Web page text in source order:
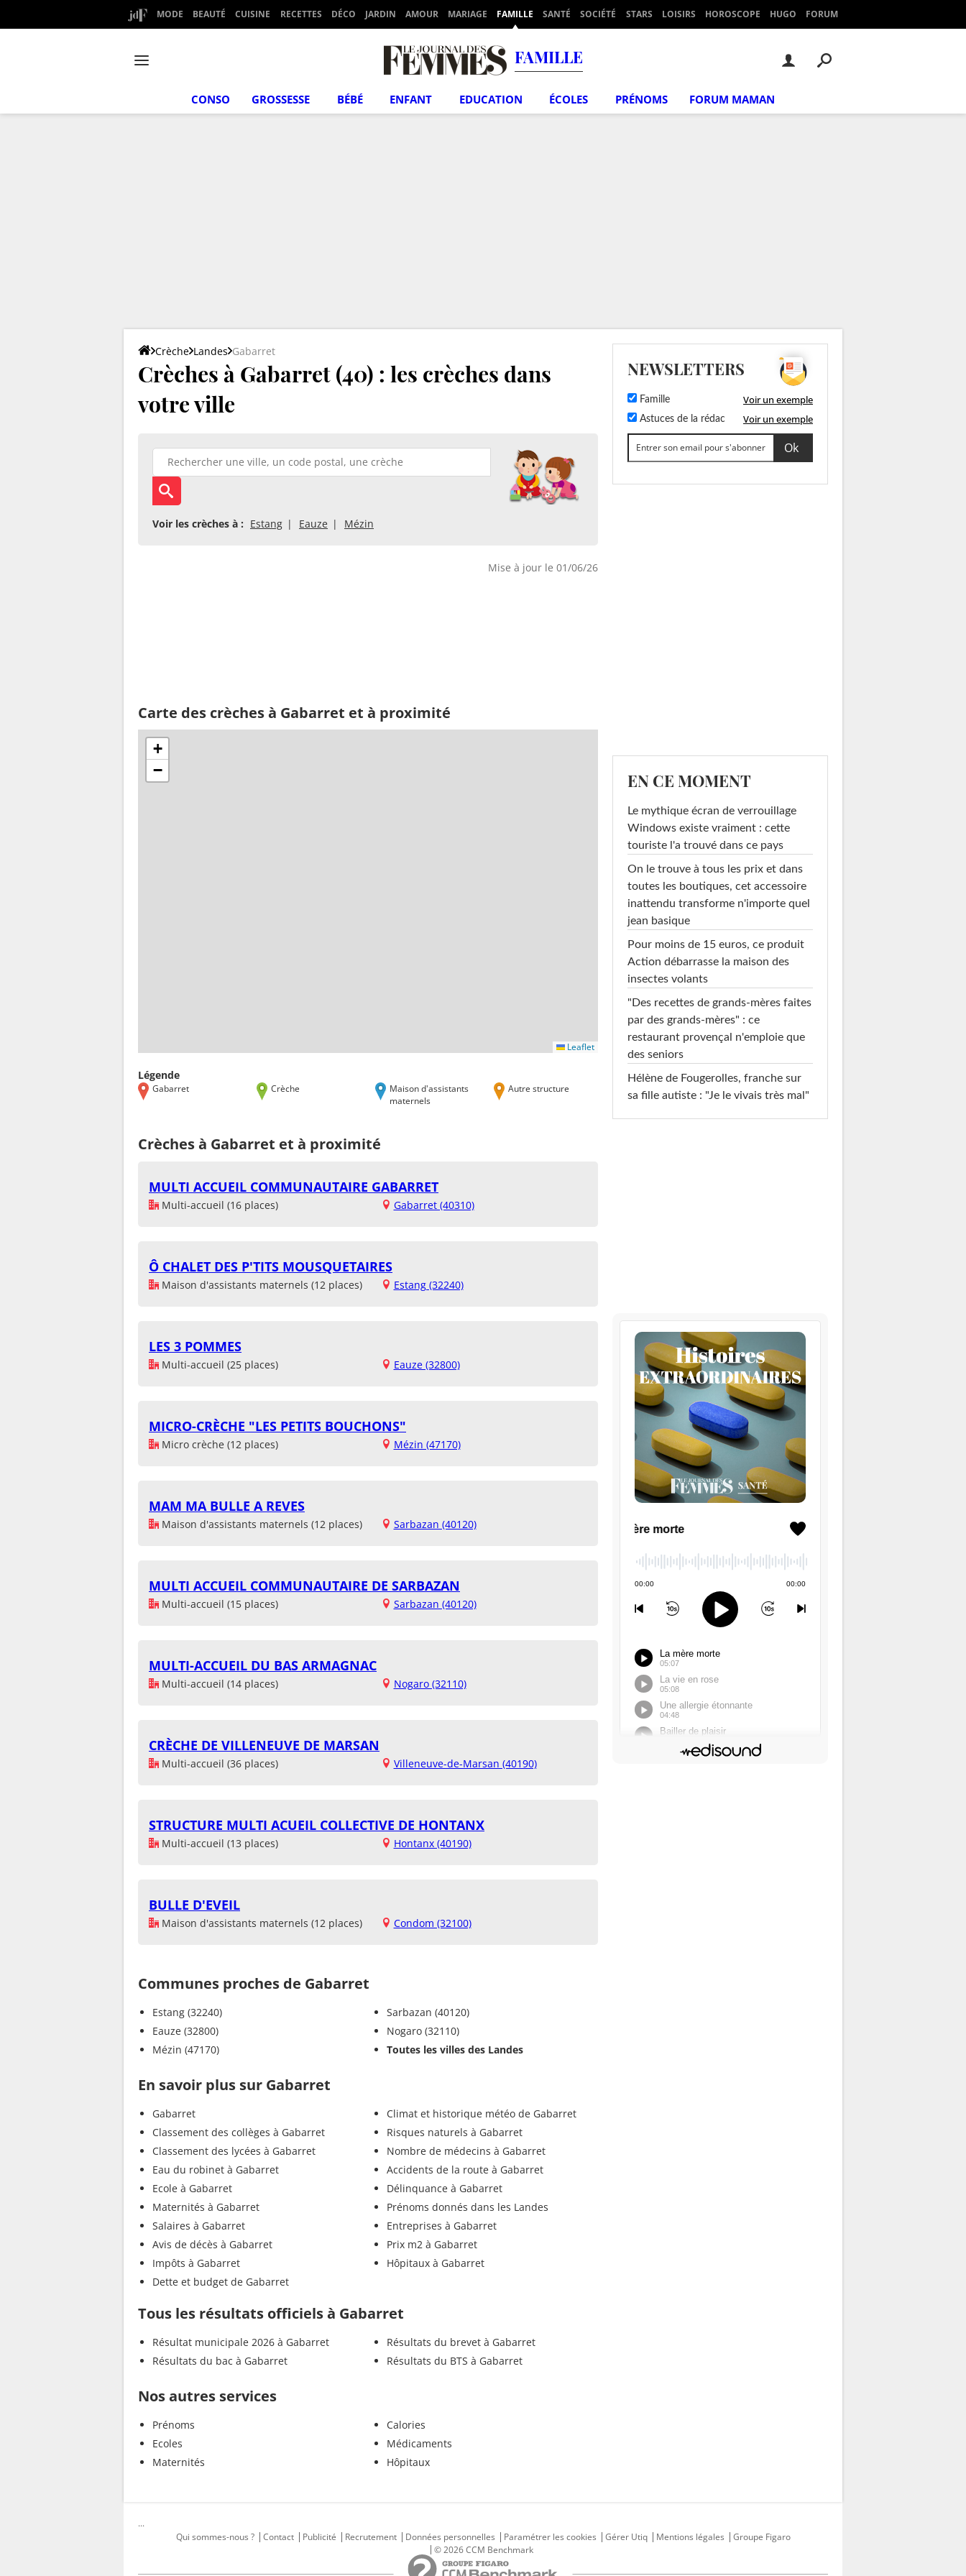
MODE BEAUTÉ CUISINE RECETTES DÉCO JARDIN AMOUR MARIAGE FAMILLE SANTÉ SOCIÉTÉ STARS LOISIRS HOROSCOPE HUGO FORUM
FAMILLE
CONSO GROSSESSE BÉBÉ ENFANT EDUCATION ÉCOLES PRÉNOMS FORUM MAMAN
Crèche Landes Gabarret
Crèches à Gabarret (40) : les crèches dans
votre ville
Voir les crèches à : Estang Eauze Mézin
Mise à jour le 01/06/26
Carte des crèches à Gabarret et à proximité
+
−
Leaflet
Légende
Gabarret Crèche
Maison d'assistants
maternels
Autre structure
Crèches à Gabarret et à proximité
MULTI ACCUEIL COMMUNAUTAIRE GABARRET
Multi-accueil (16 places) Gabarret (40310)
Ô CHALET DES P'TITS MOUSQUETAIRES
Maison d'assistants maternels (12 places) Estang (32240)
LES 3 POMMES
Multi-accueil (25 places) Eauze (32800)
MICRO-CRÈCHE "LES PETITS BOUCHONS"
Micro crèche (12 places) Mézin (47170)
MAM MA BULLE A REVES
Maison d'assistants maternels (12 places) Sarbazan (40120)
MULTI ACCUEIL COMMUNAUTAIRE DE SARBAZAN
Multi-accueil (15 places) Sarbazan (40120)
MULTI-ACCUEIL DU BAS ARMAGNAC
Multi-accueil (14 places) Nogaro (32110)
CRÈCHE DE VILLENEUVE DE MARSAN
Multi-accueil (36 places) Villeneuve-de-Marsan (40190)
STRUCTURE MULTI ACUEIL COLLECTIVE DE HONTANX
Multi-accueil (13 places) Hontanx (40190)
BULLE D'EVEIL
Maison d'assistants maternels (12 places) Condom (32100)
Communes proches de Gabarret
Estang (32240)
Eauze (32800)
Mézin (47170)
Sarbazan (40120)
Nogaro (32110)
Toutes les villes des Landes
En savoir plus sur Gabarret
Gabarret
Classement des collèges à Gabarret
Classement des lycées à Gabarret
Eau du robinet à Gabarret
Ecole à Gabarret
Maternités à Gabarret
Salaires à Gabarret
Avis de décès à Gabarret
Impôts à Gabarret
Dette et budget de Gabarret
Climat et historique météo de Gabarret
Risques naturels à Gabarret
Nombre de médecins à Gabarret
Accidents de la route à Gabarret
Délinquance à Gabarret
Prénoms donnés dans les Landes
Entreprises à Gabarret
Prix m2 à Gabarret
Hôpitaux à Gabarret
Tous les résultats officiels à Gabarret
Résultat municipale 2026 à Gabarret
Résultats du bac à Gabarret
Résultats du brevet à Gabarret
Résultats du BTS à Gabarret
Nos autres services
Prénoms
Ecoles
Maternités
Calories
Médicaments
Hôpitaux
NEWSLETTERS
Famille Voir un exemple
Astuces de la rédac Voir un exemple
EN CE MOMENT
Le mythique écran de verrouillage
Windows existe vraiment : cette
touriste l'a trouvé dans ce pays
On le trouve à tous les prix et dans
toutes les boutiques, cet accessoire
inattendu transforme n'importe quel
jean basique
Pour moins de 15 euros, ce produit
Action débarrasse la maison des
insectes volants
"Des recettes de grands-mères faites
par des grands-mères" : ce
restaurant provençal n'emploie que
des seniors
Hélène de Fougerolles, franche sur
sa fille autiste : "Je le vivais très mal"
...
Qui sommes-nous ?
Contact Publicité Recrutement Données personnelles Paramétrer les cookies Gérer Utiq Mentions légales
Groupe Figaro
© 2026 CCM Benchmark